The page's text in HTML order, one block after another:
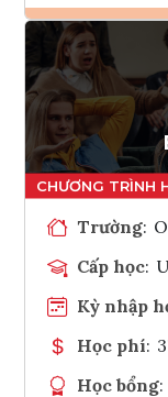
Trường:
Cấp học:
Kỳ nhập
Học phí:
Học bổng: